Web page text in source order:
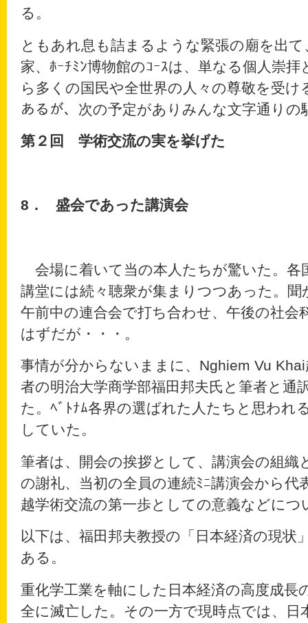
る。
ともあれ息も詰まるような緊張の廟を出て
家、ﾎｰﾁﾐﾝ博物館のｺｰｽは、単なる個人崇
ら多くの国民や全世界の人々の尊敬を受け
あるが、次の予定がありみんな文字通りの
第２回 学術交流の実を挙げた
8． 盛会であった講演会
会場に着いて当の本人たちが驚いた。各
講堂には続々聴衆が集まりつつあった。
午前中の連合会で打ち合わせ、午後の社会
はずだが・・・。
事情が分からないままに、Nghiem Vu
者の明治大学商学部福田邦夫氏と筆者と通
た。ﾍﾞﾄﾅﾑ各界の選ばれた人たちと思われ
していた。
筆者は、開会の挨拶として、講演会の組織
の謝礼、当初の全員の連続ﾐﾆ講演会から代
越学術交流の第一歩としての意義などにつ
以下は、福田邦夫教授の「日本経済の現状
ある。
重化学工業を軸にした日本経済の高度成長
全に滅亡した。その一方で現時点では、日